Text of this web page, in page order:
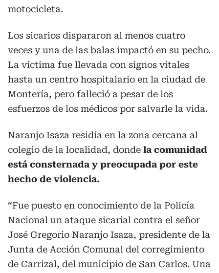
motocicleta.
Los sicarios dispararon al menos cuatro
veces y una de las balas impactó en su pecho.
La víctima fue llevada con signos vitales
hasta un centro hospitalario en la ciudad de
Montería, pero falleció a pesar de los
esfuerzos de los médicos por salvarle la vida.
Naranjo Isaza residía en la zona cercana al
colegio de la localidad, donde la comunidad
está consternada y preocupada por este
hecho de violencia.
“Fue puesto en conocimiento de la Policía
Nacional un ataque sicarial contra el señor
José Gregorio Naranjo Isaza, presidente de la
Junta de Acción Comunal del corregimiento
de Carrizal, del municipio de San Carlos. Una